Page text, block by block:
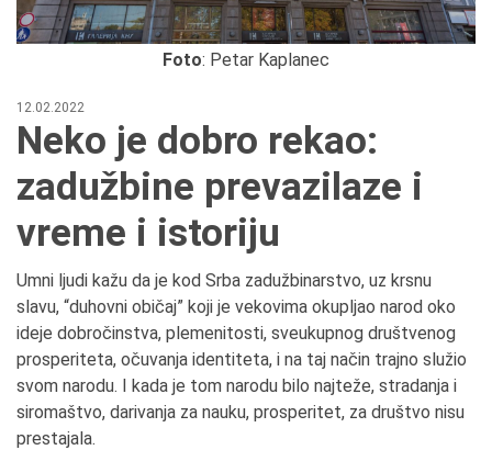
Foto: Petar Kaplanec
12.02.2022
Neko je dobro rekao:
zadužbine prevazilaze i
vreme i istoriju
Umni ljudi kažu da je kod Srba zadužbinarstvo, uz krsnu
slavu, “duhovni običaj” koji je vekovima okupljao narod oko
ideje dobročinstva, plemenitosti, sveukupnog društvenog
prosperiteta, očuvanja identiteta, i na taj način trajno služio
svom narodu. I kada je tom narodu bilo najteže, stradanja i
siromaštvo, darivanja za nauku, prosperitet, za društvo nisu
prestajala.